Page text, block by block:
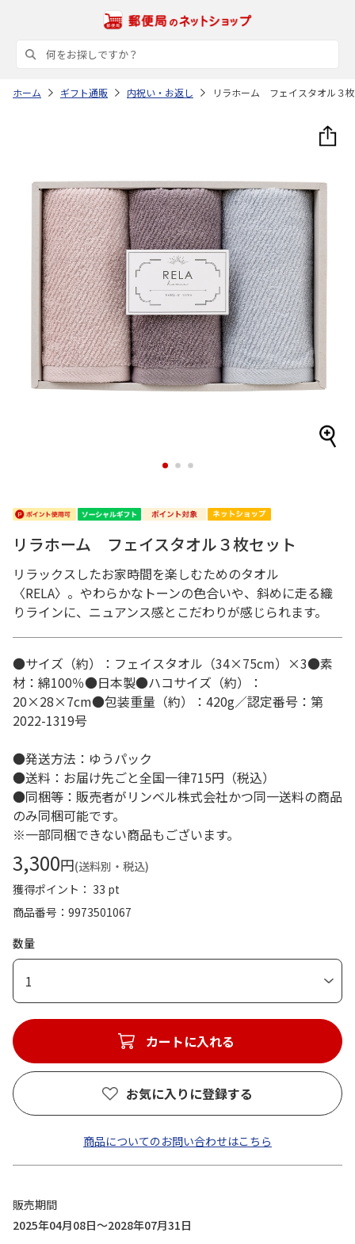
ホーム ギフト通販 内祝い・お返し リラホーム フェイスタオル３
1 2 3
リラホーム フェイスタオル３枚セット
リラックスしたお家時間を楽しむためのタオル
〈RELA〉。やわらかなトーンの色合いや、斜めに走る織
りラインに、ニュアンス感とこだわりが感じられます。
●サイズ（約）：フェイスタオル（34×75cm）×3●素
材：綿100％●日本製●ハコサイズ（約）：
20×28×7cm●包装重量（約）：420g／認定番号：第
2022-1319号
●発送方法：ゆうパック
●送料：お届け先ごと全国一律715円（税込）
●同梱等：販売者がリンベル株式会社かつ同一送料の商品
のみ同梱可能です。
※一部同梱できない商品もございます。
3,300円(送料別・税込)
獲得ポイント： 33 pt
商品番号
9973501067
数量
1
カートに入れる
お気に入りに登録する
商品についてのお問い合わせはこちら
販売期間
2025年04月08日～2028年07月31日